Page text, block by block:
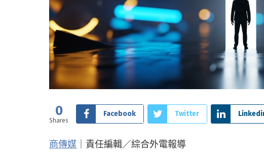
0
Shares
Facebook Twitter
商傳媒 ｜責任編輯／綜合外電報導